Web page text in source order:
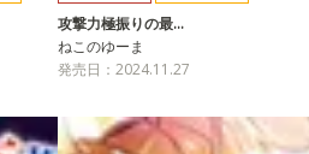
攻撃力極振りの最…
ねこのゆーま
発売日：2024.11.27